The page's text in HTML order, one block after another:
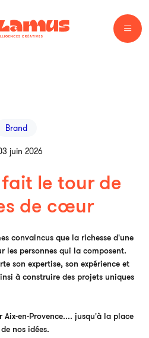
Brand
juin 2026
le tour de
de cœur
convaincus que la richesse d'une
les personnes qui la composent.
son expertise, son expérience et
à construire des projets uniques
Aix-en-Provence.... jusqu'à la place
nos idées.